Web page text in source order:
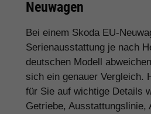
Neuwagen
Bei einem Skoda EU-
Serienausstattung je nach
deutschen Modell
sich ein genauer Vergleich.
für Sie auf wichtige Details
Getriebe, Ausstattungslinie,